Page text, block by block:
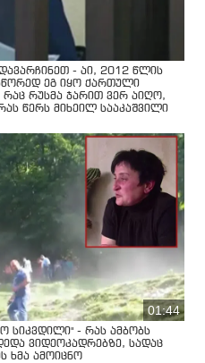
- აი, 2012 წლის
სწორედ ეგ იყო ქართული
რუსმა ჯარით ვერ აიღო,
წერს მიხეილ სააკაშვილი
01:44
სიკვდილი" - რას ამბობს
ვიდეოკადრებზე, სადაც
ხმა ამოიცნო